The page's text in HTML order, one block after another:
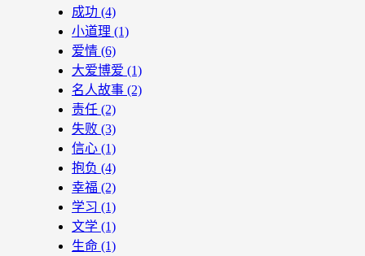
成功 (4)
小道理 (1)
爱情 (6)
大爱博爱 (1)
名人故事 (2)
责任 (2)
失败 (3)
信心 (1)
抱负 (4)
幸福 (2)
学习 (1)
文学 (1)
生命 (1)